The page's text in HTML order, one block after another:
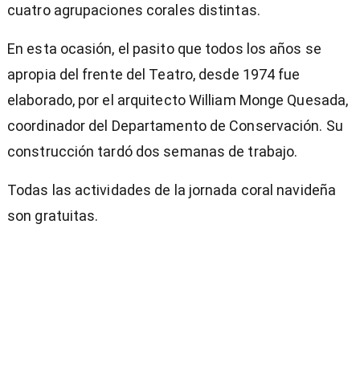
cuatro agrupaciones corales distintas.
En esta ocasión, el pasito que todos los años se
apropia del frente del Teatro, desde 1974 fue
elaborado, por el arquitecto William Monge Quesada,
coordinador del Departamento de Conservación. Su
construcción tardó dos semanas de trabajo.
Todas las actividades de la jornada coral navideña
son gratuitas.